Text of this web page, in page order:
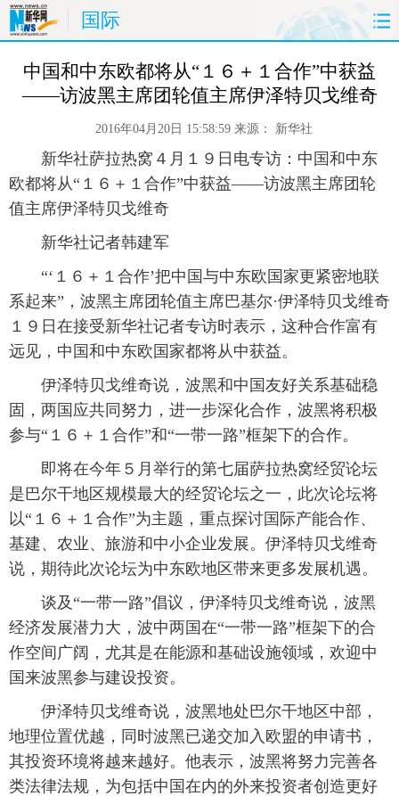
国际
首页 时政 国际 财经
时尚 思客 地方 法治
港澳 台湾
科技 能源
图片 视频 彩票 食品
旅游 健康 信息化 数据
金融 公益 军事 无人机
富媒体 摄影 新华广播
新华电视中文 新华电视英文 返回PC
中国和中东欧都将从“１６＋１合作”中获益
——访波黑主席团轮值主席伊泽特贝戈维奇
2016年04月20日 15:58:59 来源： 新华社
新华社萨拉热窝４月１９日电专访：中国和中东
欧都将从“１６＋１合作”中获益——访波黑主席团轮
值主席伊泽特贝戈维奇
新华社记者韩建军
“‘１６＋１合作’把中国与中东欧国家更紧密地联
系起来”，波黑主席团轮值主席巴基尔·伊泽特贝戈维奇
１９日在接受新华社记者专访时表示，这种合作富有
远见，中国和中东欧国家都将从中获益。
伊泽特贝戈维奇说，波黑和中国友好关系基础稳
固，两国应共同努力，进一步深化合作，波黑将积极
参与“１６＋１合作”和“一带一路”框架下的合作。
即将在今年５月举行的第七届萨拉热窝经贸论坛
是巴尔干地区规模最大的经贸论坛之一，此次论坛将
以“１６＋１合作”为主题，重点探讨国际产能合作、
基建、农业、旅游和中小企业发展。伊泽特贝戈维奇
说，期待此次论坛为中东欧地区带来更多发展机遇。
谈及“一带一路”倡议，伊泽特贝戈维奇说，波黑
经济发展潜力大，波中两国在“一带一路”框架下的合
作空间广阔，尤其是在能源和基础设施领域，欢迎中
国来波黑参与建设投资。
伊泽特贝戈维奇说，波黑地处巴尔干地区中部，
地理位置优越，同时波黑已递交加入欧盟的申请书，
其投资环境将越来越好。他表示，波黑将努力完善各
类法律法规，为包括中国在内的外来投资者创造更好